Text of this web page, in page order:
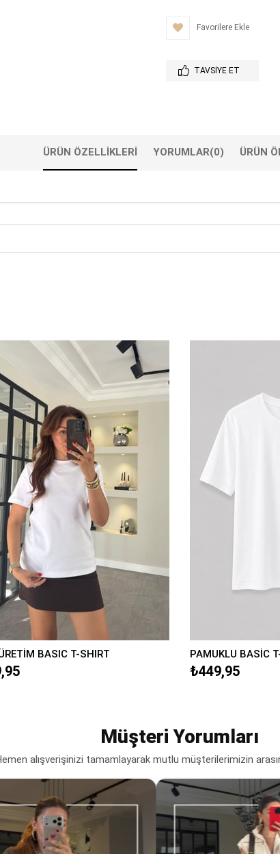
Favorilere Ekle
TAVSIYE ET
ÜRÜN ÖZELLIKLERI YORUMLAR(0) ÜRÜN
BASIC T-SHIRT PAMUKLU BASİC
₺449,95
Müşteri Yorumları
alışverişinizi tamamlayarak mutlu müşterilerimizin